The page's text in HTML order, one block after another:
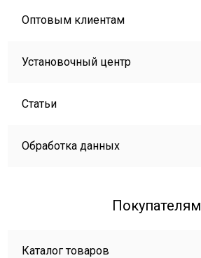
Оптовым клиентам
Установочный центр
Статьи
Обработка данных
Покупателям
Каталог товаров